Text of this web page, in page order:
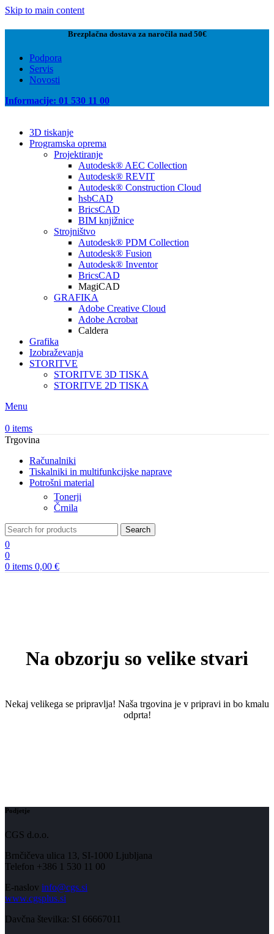
Skip to main content
Brezplačna dostava za naročila nad 50€
Podpora
Servis
Novosti
Informacije: 01 530 11 00
3D tiskanje
Programska oprema
Projektiranje
Autodesk® AEC Collection
Autodesk® REVIT
Autodesk® Construction Cloud
hsbCAD
BricsCAD
BIM knjižnice
Strojništvo
Autodesk® PDM Collection
Autodesk® Fusion
Autodesk® Inventor
BricsCAD
MagiCAD
GRAFIKA
Adobe Creative Cloud
Adobe Acrobat
Caldera
Grafika
Izobraževanja
STORITVE
STORITVE 3D TISKA
STORITVE 2D TISKA
Menu
0 items
Trgovina
Računalniki
Tiskalniki in multifunkcijske naprave
Potrošni material
Tonerji
Črnila
Search
0
0
0 items 0,00 €
Na obzorju so velike stvari
Nekaj ​​velikega se pripravlja! Naša trgovina je v pripravi in ​​bo kmalu
odprta!
Podjetje
CGS d.o.o.
Brnčičeva ulica 13, SI-1000 Ljubljana
Telefon +386 1 530 11 00
E-naslov info@cgs.si
www.cgsplus.si
Davčna številka: SI 66667011